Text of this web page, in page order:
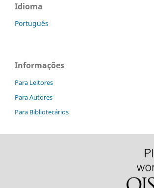
Idioma
Português
Informações
Para Leitores
Para Autores
Para Bibliotecários